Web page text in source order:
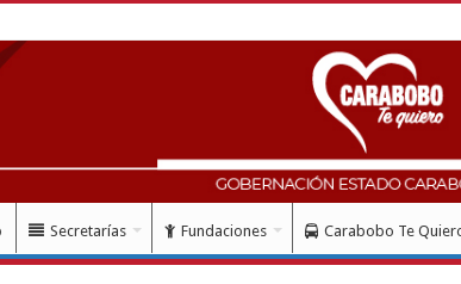
Secretarías Fundaciones Carabobo Te